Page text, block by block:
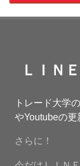
ＬＩＮ
トレード大学
やYoutubeの
さらに！